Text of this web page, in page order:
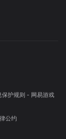
保护规则 - 网易游戏
公约